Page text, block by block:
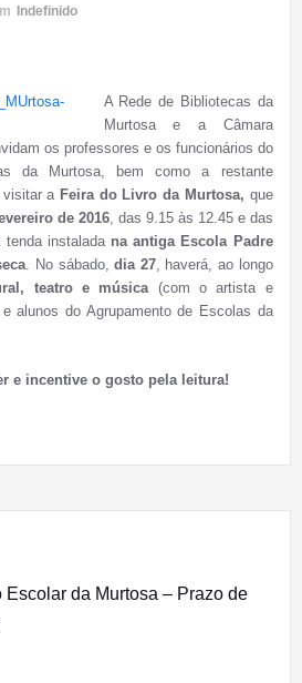
Indefinido
A Rede de Bibliotecas da
Murtosa e a Câmara
os professores e os funcionários do
da Murtosa, bem como a restante
visitar aFeira do Livro da Murtosa, que
de 2016, das 9.15 às 12.45 e das
tenda instalada na antiga Escola Padre
. No sábado,dia 27, haverá, ao longo
teatro e música(com o artista e
alunos do Agrupamento de Escolas da
e incentive o gosto pela leitura!
Escolar da Murtosa – Prazo de